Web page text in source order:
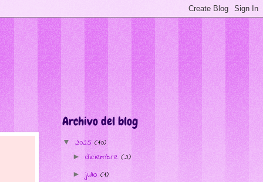
Archivo del blog
▼ 2025(10)
► diciembre (2)
► julio (1)